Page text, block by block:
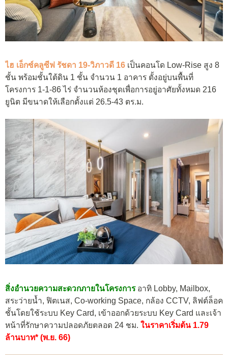
ไฮ เอ็กซ์คลูซีฟ รัชดา 19-วิภาวดี 16 เป็นคอนโด Low-Rise สูง 8
ชั้น พร้อมชั้นใต้ดิน 1 ชั้น จำนวน 1 อาคาร ตั้งอยู่บนพื้นที่
โครงการ 1-1-86 ไร่ จำนวนห้องชุดเพื่อการอยู่อาศัยทั้งหมด 216
ยูนิต มีขนาดให้เลือกตั้งแต่ 26.5-43 ตร.ม.
สิ่งอำนวยความสะดวกภายในโครงการอาทิ Lobby, Mailbox,
สระว่ายนํ้า, ฟิตเนส, Co-working Space, กล้อง CCTV, ลิฟต์ล็อค
ชั้นโดยใช้ระบบ Key Card, เข้าออกด้วยระบบ Key Card และเจ้า
หน้าที่รักษาความปลอดภัยตลอด 24 ชม. ในราคาเริ่มต้น 1.79
ล้านบาท* (พ.ย. 66)